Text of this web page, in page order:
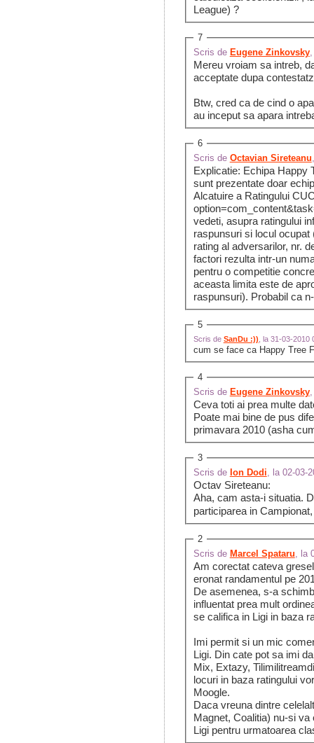
League) ?
7
Scris de Eugene Zinkovsky,
Mereu vroiam sa intreb,
acceptate dupa
Btw, cred ca de cind o
au inceput sa apara
6
Scris de Octavian Sireteanu
Explicatie: Echipa Happy
sunt prezentate doar
Alcatuire a Ratingului
vedeti, asupra ratingului
raspunsuri si locul ocupat
rating al adversarilor, nr.
factori rezulta intr-un
pentru o competitie
aceasta limita este de
raspunsuri). Probabil ca
5
Scris de SanDu :)) , la 31-03-2010
cum se face ca Happy Tree
4
Scris de Eugene Zinkovsky,
Ceva toti ai prea multe
Poate mai bine de pus
primavara 2010 (asha
3
Scris de Ion Dodi, la 02-03-
Octav Sireteanu:
Aha, cam asta-i situatia.
participarea in
2
Scris de Marcel Spataru, la
Am corectat cateva
eronat randamentul pe
De asemenea, s-a
influentat prea mult
se califica in Ligi in baza
Imi permit si un mic
Ligi. Din cate pot sa imi
Mix, Extazy,
locuri in baza ratingului
Moogle.
Daca vreuna dintre
Magnet, Coalitia) nu-si
Ligi pentru urmatoarea